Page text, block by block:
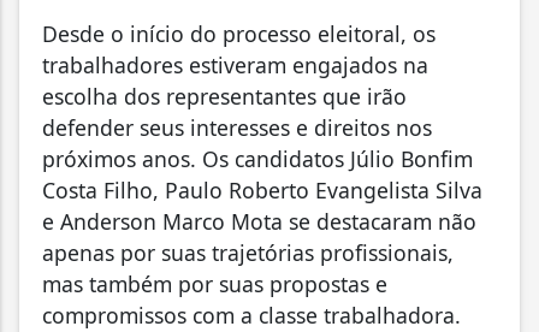
Desde o início do processo eleitoral, os
trabalhadores estiveram engajados na
escolha dos representantes que irão
defender seus interesses e direitos nos
próximos anos. Os candidatos Júlio Bonfim
Costa Filho, Paulo Roberto Evangelista Silva
e Anderson Marco Mota se destacaram não
apenas por suas trajetórias profissionais,
mas também por suas propostas e
compromissos com a classe trabalhadora.